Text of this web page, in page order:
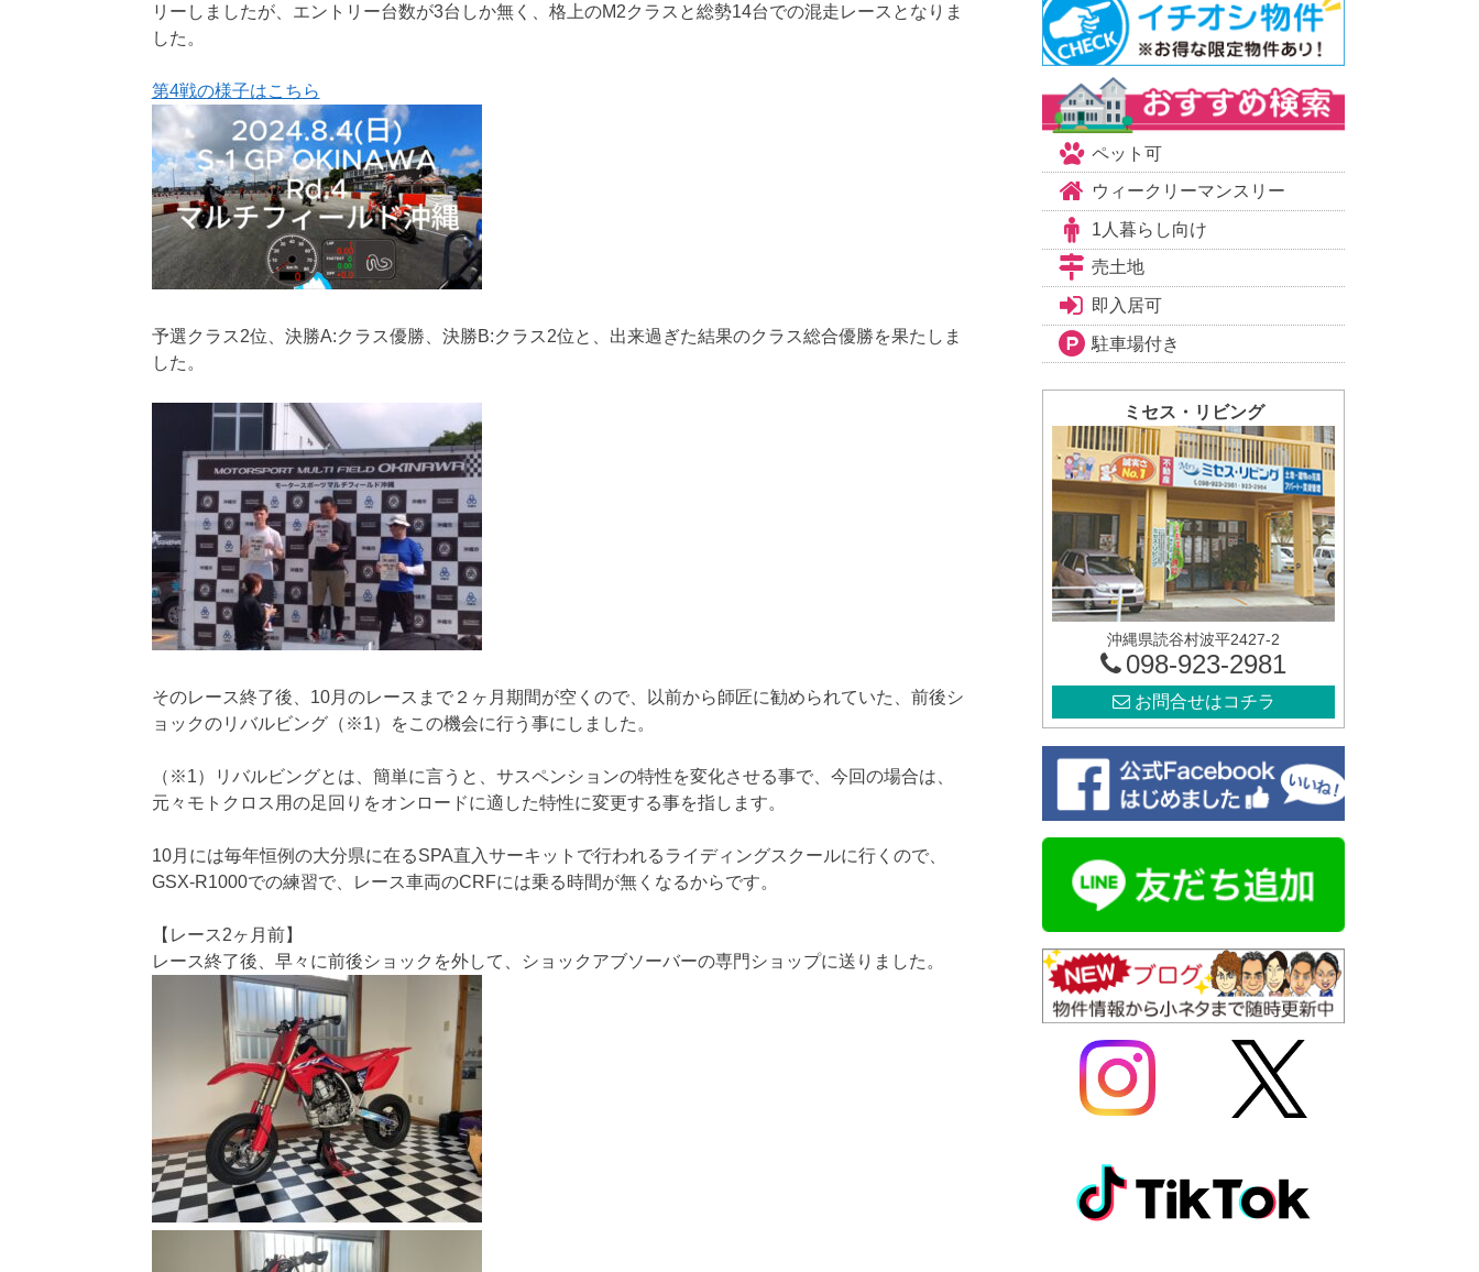
リーしましたが、エントリー台数が3台しか無く、格上のM2クラスと総勢14台での混走レースとなりま
した。
第4戦の様子はこちら
予選クラス2位、決勝A:クラス優勝、決勝B:クラス2位と、出来過ぎた結果のクラス総合優勝を果たしま
した。
そのレース終了後、10月のレースまで２ヶ月期間が空くので、以前から師匠に勧められていた、前後シ
ョックのリバルビング（※1）をこの機会に行う事にしました。
（※1）リバルビングとは、簡単に言うと、サスペンションの特性を変化させる事で、今回の場合は、
元々モトクロス用の足回りをオンロードに適した特性に変更する事を指します。
10月には毎年恒例の大分県に在るSPA直入サーキットで行われるライディングスクールに行くので、
GSX-R1000での練習で、レース車両のCRFには乗る時間が無くなるからです。
【レース2ヶ月前】
レース終了後、早々に前後ショックを外して、ショックアブソーバーの専門ショップに送りました。
ペット可
ウィークリーマンスリー
1人暮らし向け
売土地
即入居可
駐車場付き
ミセス・リビング
沖縄県読谷村波平2427-2
098-923-2981
お問合せはコチラ